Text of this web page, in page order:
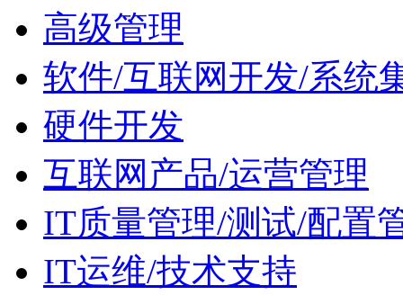
高级管理
软件/互联网开发/系统
硬件开发
互联网产品/运营管理
IT质量管理/测试/配置
IT运维/技术支持